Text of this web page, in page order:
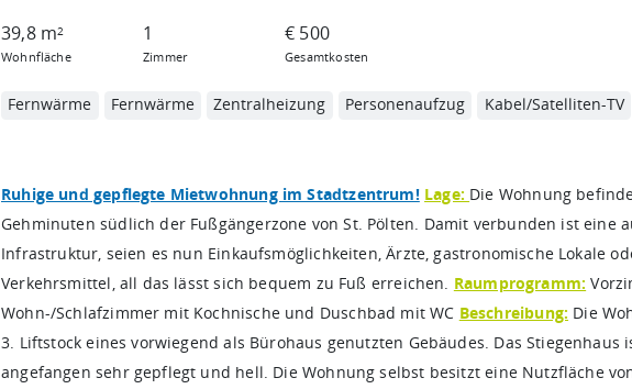
39,8 m2
Wohnfläche
1
Zimmer
€ 500
Gesamtkosten
Fernwärme Fernwärme Zentralheizung Personenaufzug Kabel/Satelliten-TV
Ruhige und gepflegte Mietwohnung im Stadtzentrum! Lage: Die Wohnung
Gehminuten südlich der Fußgängerzone von St. Pölten. Damit verbunden ist eine
Infrastruktur, seien es nun Einkaufsmöglichkeiten, Ärzte, gastronomische Lokale
Verkehrsmittel, all das lässt sich bequem zu Fuß erreichen. Raumprogramm:
Wohn-/Schlafzimmer mit Kochnische und Duschbad mit WC Beschreibung: Die
3. Liftstock eines vorwiegend als Bürohaus genutzten Gebäudes. Das Stiegenhaus
angefangen sehr gepflegt und hell. Die Wohnung selbst besitzt eine Nutzfläche